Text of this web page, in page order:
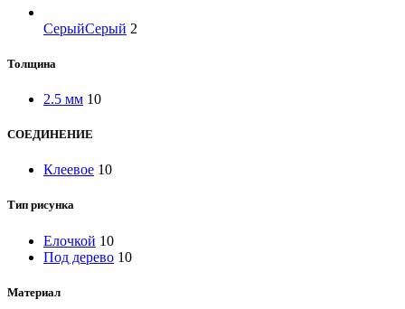
СерыйСерый 2
Толщина
2.5 мм 10
СОЕДИНЕНИЕ
Клеевое 10
Тип рисунка
Елочкой 10
Под дерево 10
Материал